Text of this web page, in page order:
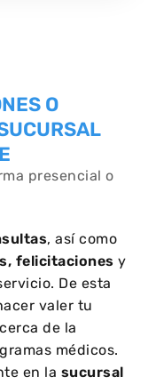
O
presencial o
, así como
felicitaciones y
De esta
valer tu
de la
médicos.
en la sucursal